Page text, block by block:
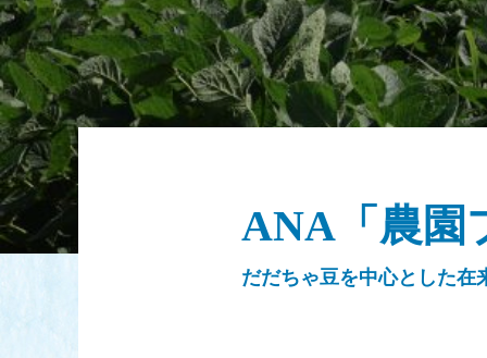
ANA「農園
だだちゃ豆を中心とした在